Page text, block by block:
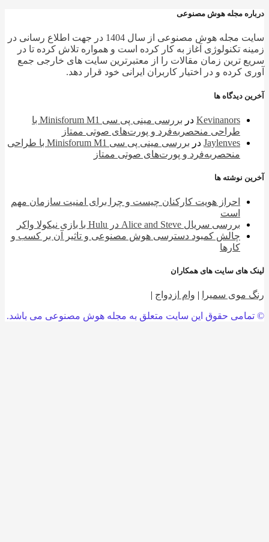
مجله هوش مصنوعی
سایت مجله هوش مصنوعی از سال 1404 در جهت اطلاع رسانی در
تکنولوژی آغاز به کار کرده است و همواره تلاش کرده تا در
ترین زمان مقالات را از معتبرترین سایت های خارجی جمع
کرده و در اختیار کاربران ایرانی خود قرار دهد.
دیدگاه ها
Kevinanorsدر
بررسی مینی پی ‌سی Minisforum M1 با
طراحی منحصربه‌فرد و پورت‌های صوتی ممتاز
Jaylenvesدر
بررسی مینی پی ‌سی Minisforum M1 با طراحی
منحصربه‌فرد و پورت‌های صوتی ممتاز
نوشته ها
احراز هویت کارکنان چیست و چرا برای امنیت سازمان مهم
بررسی سریال Alice and Steve در Hulu با بازی نیکولا واکر
چالش کمبود دسترسی هوش مصنوعی و تاثیر آن بر کسب و
کارها
های سایت های همکاران
موی سمیرا|وام ازدواج |
حقوق این سایت متعلق به مجله هوش مصنوعی می باشد.